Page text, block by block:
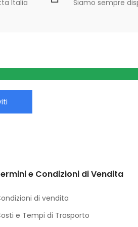
Italia Siamo sempre
e Condizioni di Vendita
di vendita
e Tempi di Trasporto